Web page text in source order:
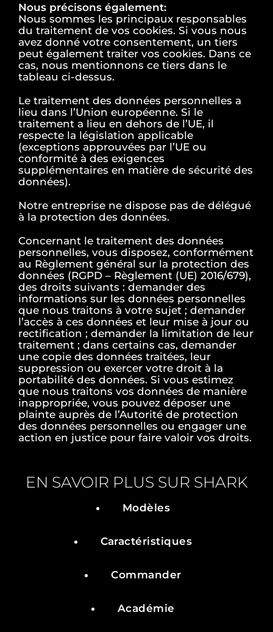
Nous précisons également:
Nous sommes les principaux responsables
du traitement de vos cookies. Si vous nous
avez donné votre consentement, un tiers
peut également traiter vos cookies. Dans ce
cas, nous mentionnons ce tiers dans le
tableau ci-dessus.
Le traitement des données personnelles a
lieu dans l’Union européenne. Si le
traitement a lieu en dehors de l’UE, il
respecte la législation applicable
(exceptions approuvées par l’UE ou
conformité à des exigences
supplémentaires en matière de sécurité des
données).
Notre entreprise ne dispose pas de délégué
à la protection des données.
Concernant le traitement des données
personnelles, vous disposez, conformément
au Règlement général sur la protection des
données (RGPD – Règlement (UE) 2016/679),
des droits suivants : demander des
informations sur les données personnelles
que nous traitons à votre sujet ; demander
l’accès à ces données et leur mise à jour ou
rectification ; demander la limitation de leur
traitement ; dans certains cas, demander
une copie des données traitées, leur
suppression ou exercer votre droit à la
portabilité des données. Si vous estimez
que nous traitons vos données de manière
inappropriée, vous pouvez déposer une
plainte auprès de l’Autorité de protection
des données personnelles ou engager une
action en justice pour faire valoir vos droits.
EN SAVOIR PLUS SUR SHARK
Modèles
Caractéristiques
Commander
Académie